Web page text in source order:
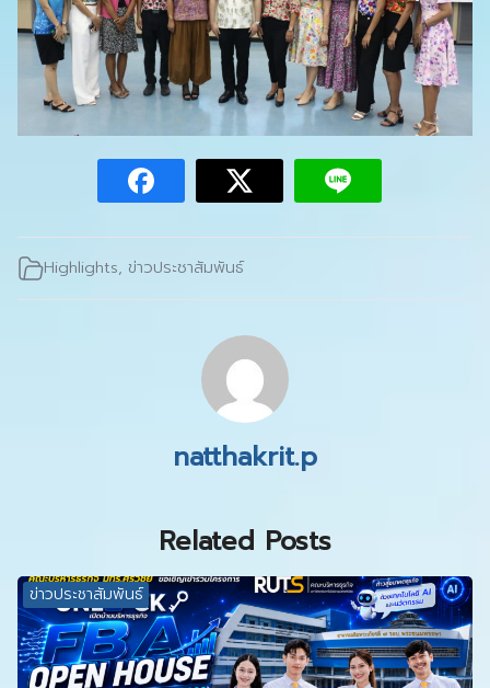
Highlights, ข่าวประชาสัมพันธ์
natthakrit.p
Related Posts
ข่าวประชาสัมพันธ์